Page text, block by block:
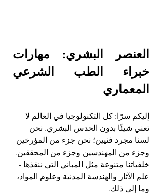
المعماري
إليكم سرًا: كل التكنولوجيا في العالم لا
تعني شيئًا بدون الحدس البشري. نحن
لسنا مجرد فنيين؛ نحن جزء من المؤرخين
وجزء من المهندسين وجزء من المحققين.
خلفياتنا متنوعة مثل المباني التي ننقذها -
علم الآثار والهندسة المدنية وعلوم المواد،
وما إلى ذلك.